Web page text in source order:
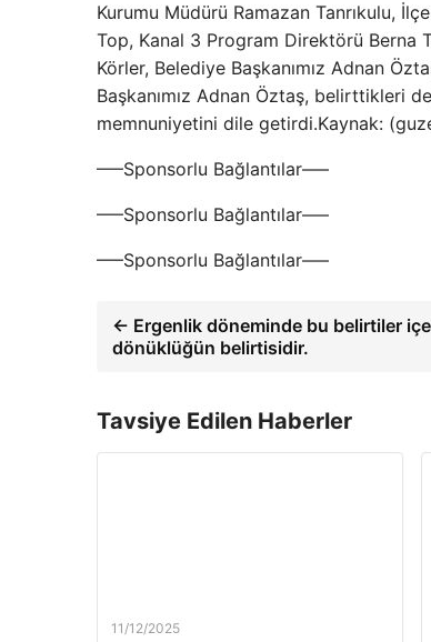
Kurumu Müdürü Ramazan Tanrıkulu,
Top, Kanal 3 Program Direktörü Berna
Körler, Belediye Başkanımız Adnan
Başkanımız Adnan Öztaş, belirttikleri
memnuniyetini dile getirdi.Kaynak:
—–Sponsorlu Bağlantılar—–
—–Sponsorlu Bağlantılar—–
—–Sponsorlu Bağlantılar—–
← Ergenlik döneminde bu belirtiler içe
dönüklüğün belirtisidir.
Tavsiye Edilen Haberler
11/12/2025